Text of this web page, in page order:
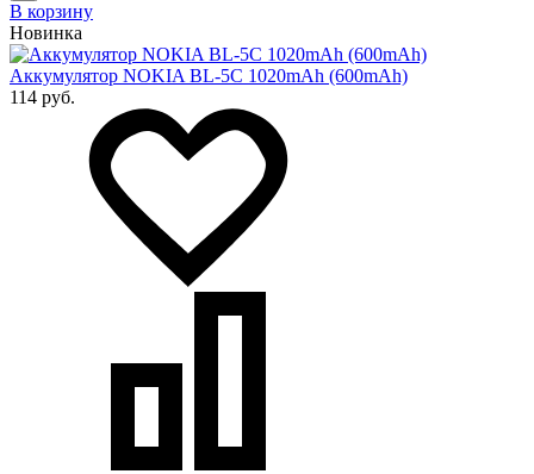
В корзину
Новинка
Аккумулятор NOKIA BL-5C 1020mAh (600mAh)
114 руб.